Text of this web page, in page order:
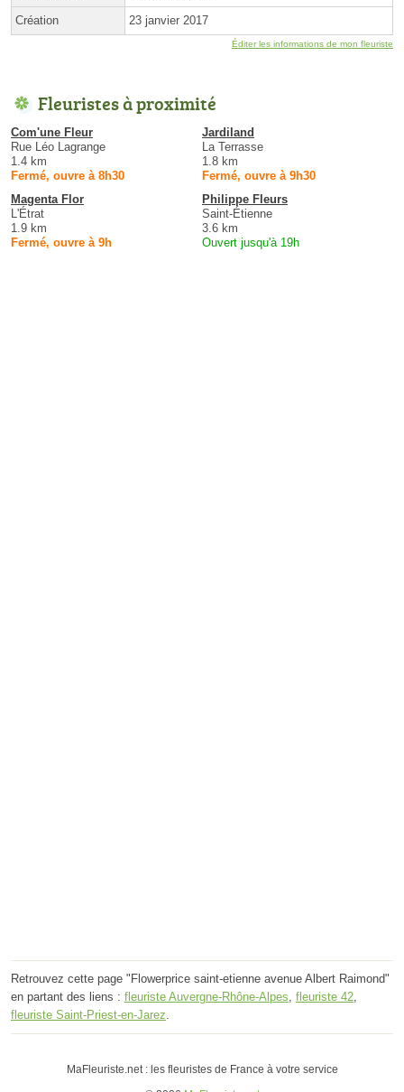
Création 23 janvier 2017
Éditer les informations de mon fleuriste
Fleuristes à proximité
Com'une Fleur
Rue Léo Lagrange
1.4 km
Fermé, ouvre à 8h30
Jardiland
La Terrasse
1.8 km
Fermé, ouvre à 9h30
Magenta Flor
L'Étrat
1.9 km
Fermé, ouvre à 9h
Philippe Fleurs
Saint-Étienne
3.6 km
Ouvert jusqu'à 19h
Retrouvez cette page "Flowerprice saint-etienne avenue Albert Raimond"
en partant des liens : fleuriste Auvergne-Rhône-Alpes fleuriste 42
fleuriste Saint-Priest-en-Jarez
MaFleuriste.net : les fleuristes de France à votre service